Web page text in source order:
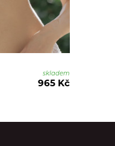
skladem
965 Kč